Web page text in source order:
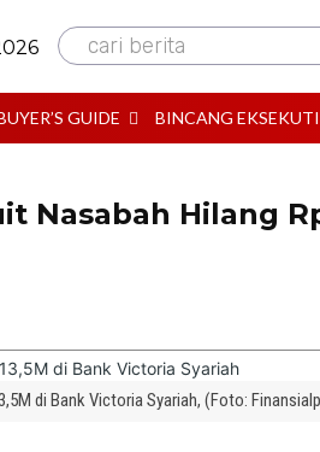
cari berita
GUIDE BINCANG
Nasabah Hilang
di Bank Victoria Syariah, (Foto: